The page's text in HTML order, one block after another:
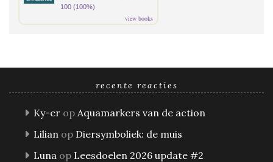
100 (100%)
view books
recente reacties
Ky-er op Aquamarkers van de action
Lilian op Diersymboliek: de muis
Luna op Leesdoelen 2026 update #2